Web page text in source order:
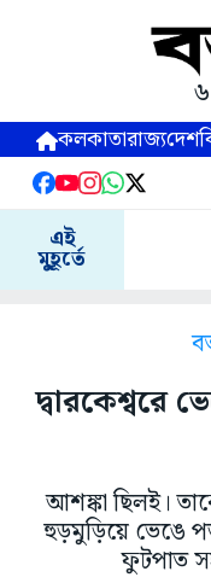
কলকাতারাজ্যদেশ
এই
মুহূর্তে
দ্বারকেশ্বরে
আশঙ্কা ছিলই।
হুড়মুড়িয়ে ভেঙে
ফুটপাত